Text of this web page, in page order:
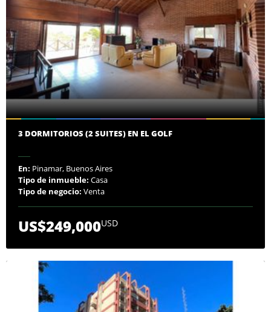
3 DORMITORIOS (2 SUITES) EN EL GOLF
En: Pinamar, Buenos Aires
Tipo de inmueble: Casa
Tipo de negocio: Venta
US$249,000USD